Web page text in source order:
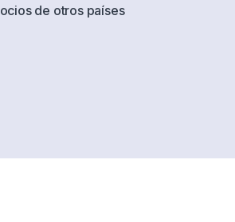
de otros países